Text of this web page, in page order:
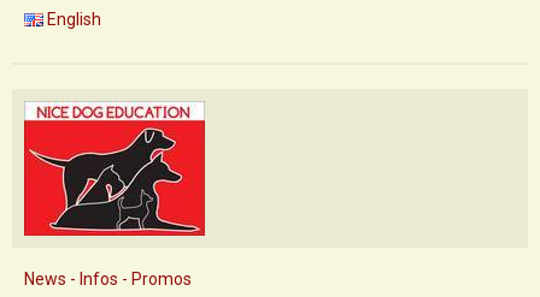
English
News - Infos - Promos